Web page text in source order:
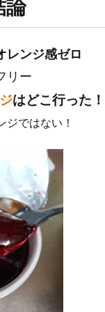
論
ンジ感ゼロ
リー
はどこ行った
ジではない！